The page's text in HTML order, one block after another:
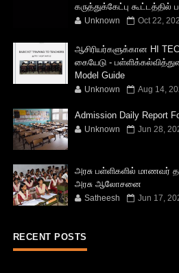
கருத்துக்கேட்பு
Unknown Oct 22,
ஆசிரியர்களுக்கான HI
கையேடு -
Model Guide
Unknown Aug 14,
Admission Daily Report
Unknown Jun 28,
அரசு பள்ளிகளில் மாணவர்
அரசு ஆலோசனை
Satheesh Jun 17,
RECENT POSTS